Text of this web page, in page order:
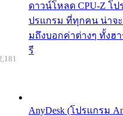
ดาวน์โหลด CPU-Z โ
ปรแกรม ที่ทุกคน น่าจะ
มถึงบอกค่าต่างๆ ทั้งฮ
รี
AnyDesk (โปรแกรม